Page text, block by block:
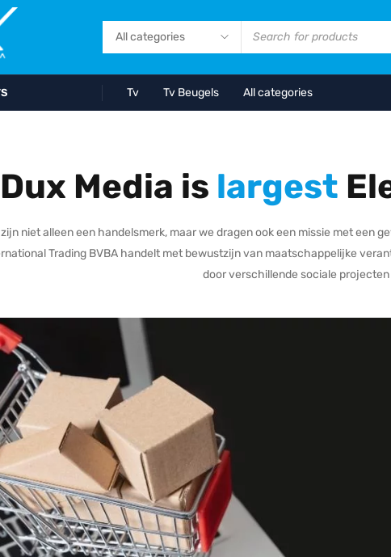
Tv Tv Beugels All categories
Dux Media is largest
zijn niet alleen een handelsmerk, maar we dragen ook een missie met een
Trading BVBA handelt met bewustzijn van maatschappelijke
door verschillende sociale